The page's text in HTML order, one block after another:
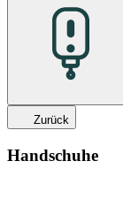
Zurück
Handschuhe